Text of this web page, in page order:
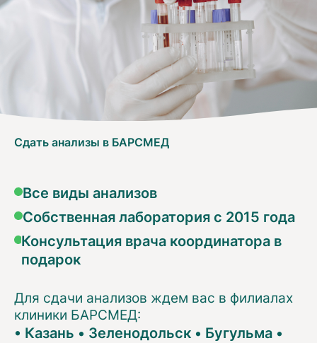
Сдать анализы в БАРСМЕД
Все виды анализов
Собственная лаборатория с 2015 года
Консультация врача координатора в
подарок
Для сдачи анализов ждем вас в филиалах
клиники БАРСМЕД:
• Казань • Зеленодольск • Бугульма •